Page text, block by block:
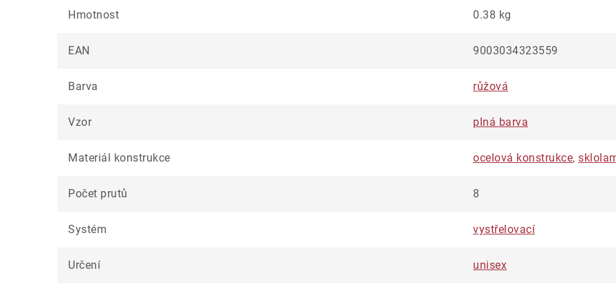
Hmotnost 0.38 kg
EAN 9003034323559
Barva růžová
Vzor plná barva
Materiál konstrukce ocelová konstrukce,
Počet prutů 8
Systém vystřelovací
Určení unisex